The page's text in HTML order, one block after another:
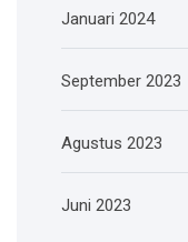
Januari 2024
September 2023
Agustus 2023
Juni 2023